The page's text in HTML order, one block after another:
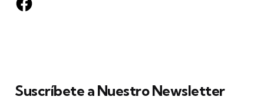
Suscríbete a Nuestro Newsletter